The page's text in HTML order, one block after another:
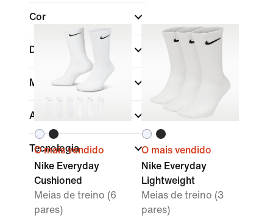
Cor
Desporto (1)
Marca
Ajuste
Tecnologia
O mais vendido
Nike Everyday
Cushioned
Meias de treino (6
pares)
O mais vendido
Nike Everyday
Lightweight
Meias de treino (3
pares)